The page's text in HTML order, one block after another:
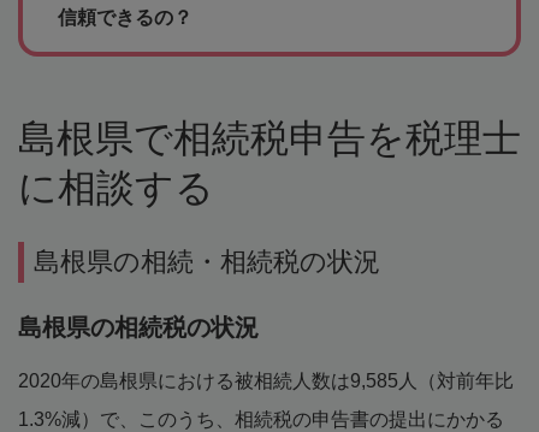
信頼できるの？
島根県で相続税申告を税理士
に相談する
島根県の相続・相続税の状況
島根県の相続税の状況
2020年の島根県における被相続人数は9,585人（対前年比
1.3%減）で、このうち、相続税の申告書の提出にかかる